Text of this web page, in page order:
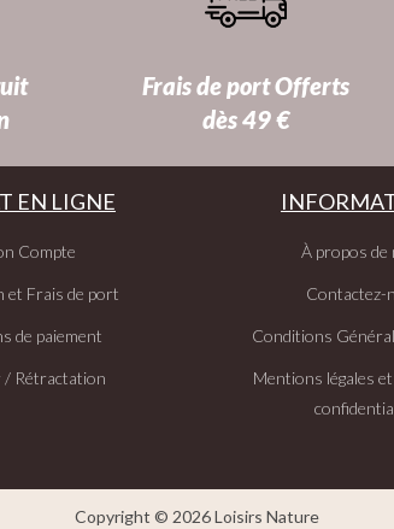
Frais de port Offerts
dès 49 €
EN LIGNE
Compte
et Frais de port
de paiement
/ Rétractation
À propos de
Contactez-
Conditions
Mentions légales
Copyright © 2026 Loisirs Nature